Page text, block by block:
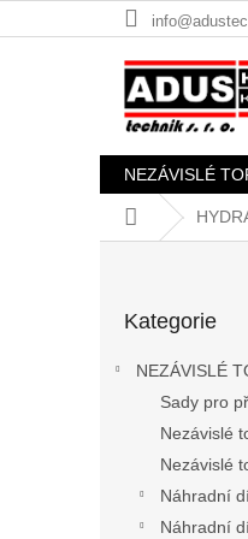
na
NEZÁVISLÉ
Domů
kategorie
Kategorie
NEZÁVISLÉ
Sady pro
Nezávislé
Nezávislé
Náhradní
Náhradní